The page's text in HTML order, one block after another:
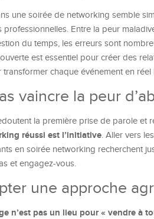
une soirée de networking semble
professionnelles. Entre la peur
du temps, les erreurs sont
est essentiel pour créer des
transformer chaque événement en
vaincre la peur
la première prise de parole et
réussi est l’initiative. Aller vers
en soirée networking recherchent
et engagez-vous.
une approche
n’est pas un lieu pour « vendre à